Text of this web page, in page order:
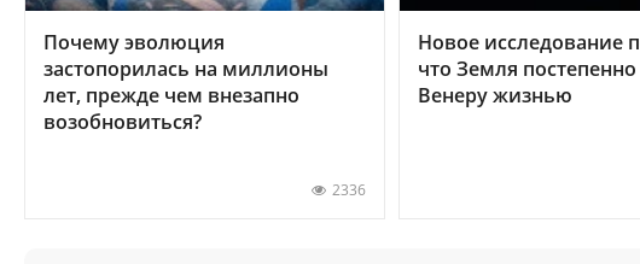
Почему эволюция
застопорилась на миллионы
лет, прежде чем внезапно
возобновиться?
2336
Новое исследование
что Земля постепенно
Венеру жизнью